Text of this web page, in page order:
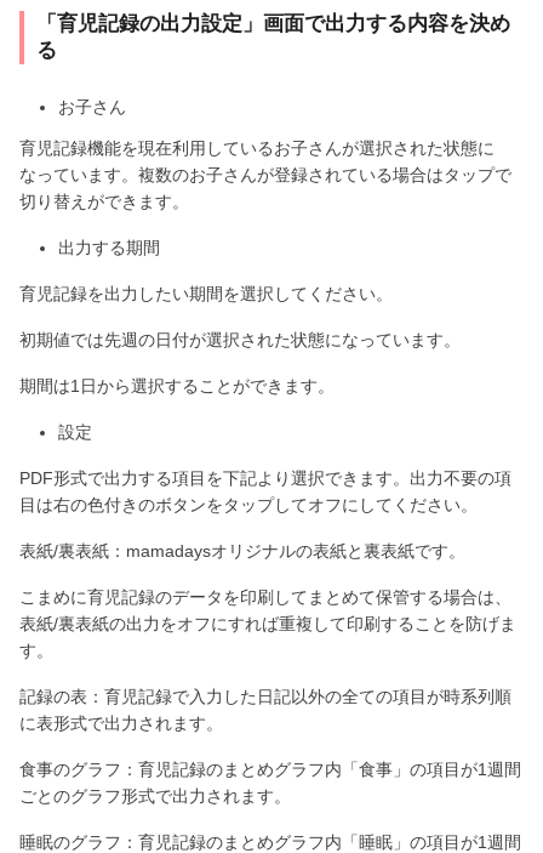
「育児記録の出力設定」画面で出力する内容を決め
る
お子さん
育児記録機能を現在利用しているお子さんが選択された状態に
なっています。複数のお子さんが登録されている場合はタップで
切り替えができます。
出力する期間
育児記録を出力したい期間を選択してください。
初期値では先週の日付が選択された状態になっています。
期間は1日から選択することができます。
設定
PDF形式で出力する項目を下記より選択できます。出力不要の項
目は右の色付きのボタンをタップしてオフにしてください。
表紙/裏表紙：mamadaysオリジナルの表紙と裏表紙です。
こまめに育児記録のデータを印刷してまとめて保管する場合は、
表紙/裏表紙の出力をオフにすれば重複して印刷することを防げま
す。
記録の表：育児記録で入力した日記以外の全ての項目が時系列順
に表形式で出力されます。
食事のグラフ：育児記録のまとめグラフ内「食事」の項目が1週間
ごとのグラフ形式で出力されます。
睡眠のグラフ：育児記録のまとめグラフ内「睡眠」の項目が1週間